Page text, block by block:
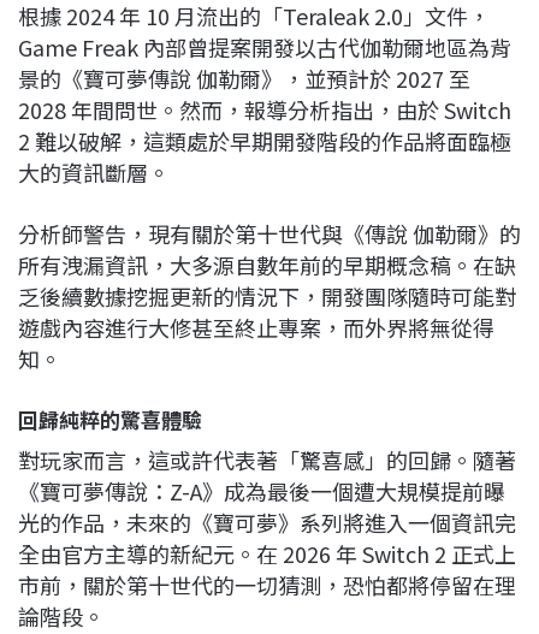
根據 2024 年 10 月流出的「Teraleak 2.0」文件，
Game Freak 內部曾提案開發以古代伽勒爾地區為背
景的《寶可夢傳說 伽勒爾》，並預計於 2027 至
2028 年間問世。然而，報導分析指出，由於 Switch
2 難以破解，這類處於早期開發階段的作品將面臨極
大的資訊斷層。
分析師警告，現有關於第十世代與《傳說 伽勒爾》的
所有洩漏資訊，大多源自數年前的早期概念稿。在缺
乏後續數據挖掘更新的情況下，開發團隊隨時可能對
遊戲內容進行大修甚至終止專案，而外界將無從得
知。
回歸純粹的驚喜體驗
對玩家而言，這或許代表著「驚喜感」的回歸。隨著
《寶可夢傳說：Z-A》成為最後一個遭大規模提前曝
光的作品，未來的《寶可夢》系列將進入一個資訊完
全由官方主導的新紀元。在 2026 年 Switch 2 正式上
市前，關於第十世代的一切猜測，恐怕都將停留在理
論階段。